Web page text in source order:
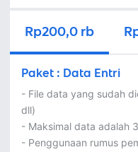
Rp200,0 rb
Paket : Data Entri
- File data yang sudah
dll)
- Maksimal data adalah
- Penggunaan rumus